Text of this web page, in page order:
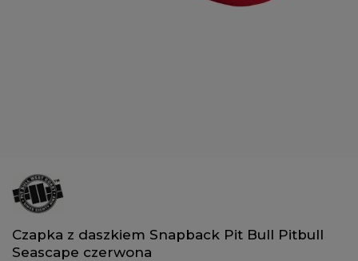
Czapka z daszkiem Snapback Pit Bull Pitbull
Seascape czerwona